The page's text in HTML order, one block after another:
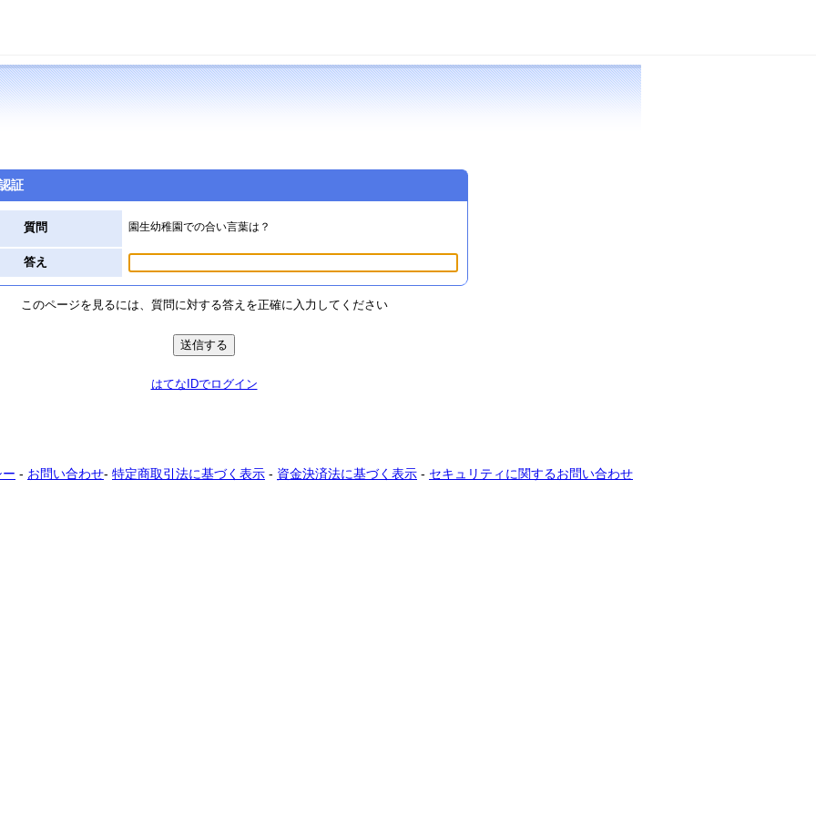
証
質問 園生幼稚園での合い言葉は？
答え
このページを見るには、質問に対する答えを正確に入力してください
はてなIDでログイン
- お問い合わせ- 特定商取引法に基づく表示 - 資金決済法に基づく表示 - セキュリティに関するお問い合わせ